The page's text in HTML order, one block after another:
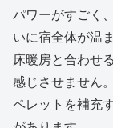
パワーがすごく
いに宿全体が温
床暖房と合わせ
感じさせません。
ペレットを補充